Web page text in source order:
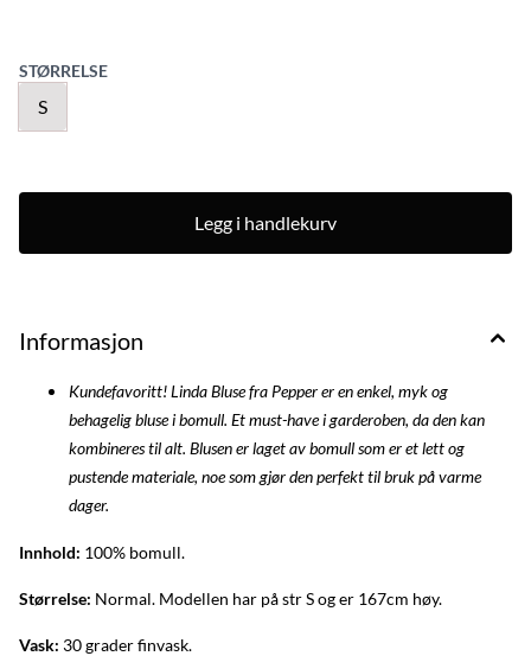
STØRRELSE
S
Legg i handlekurv
Informasjon
Kundefavoritt! Linda Bluse fra Pepper er en enkel, myk og
behagelig bluse i bomull. Et must-have i garderoben, da den kan
kombineres til alt. Blusen er laget av bomull som er et lett og
pustende materiale, noe som gjør den perfekt til bruk på varme
dager.
Innhold: 100% bomull.
Størrelse: Normal. Modellen har på str S og er 167cm høy.
Vask: 30 grader finvask.